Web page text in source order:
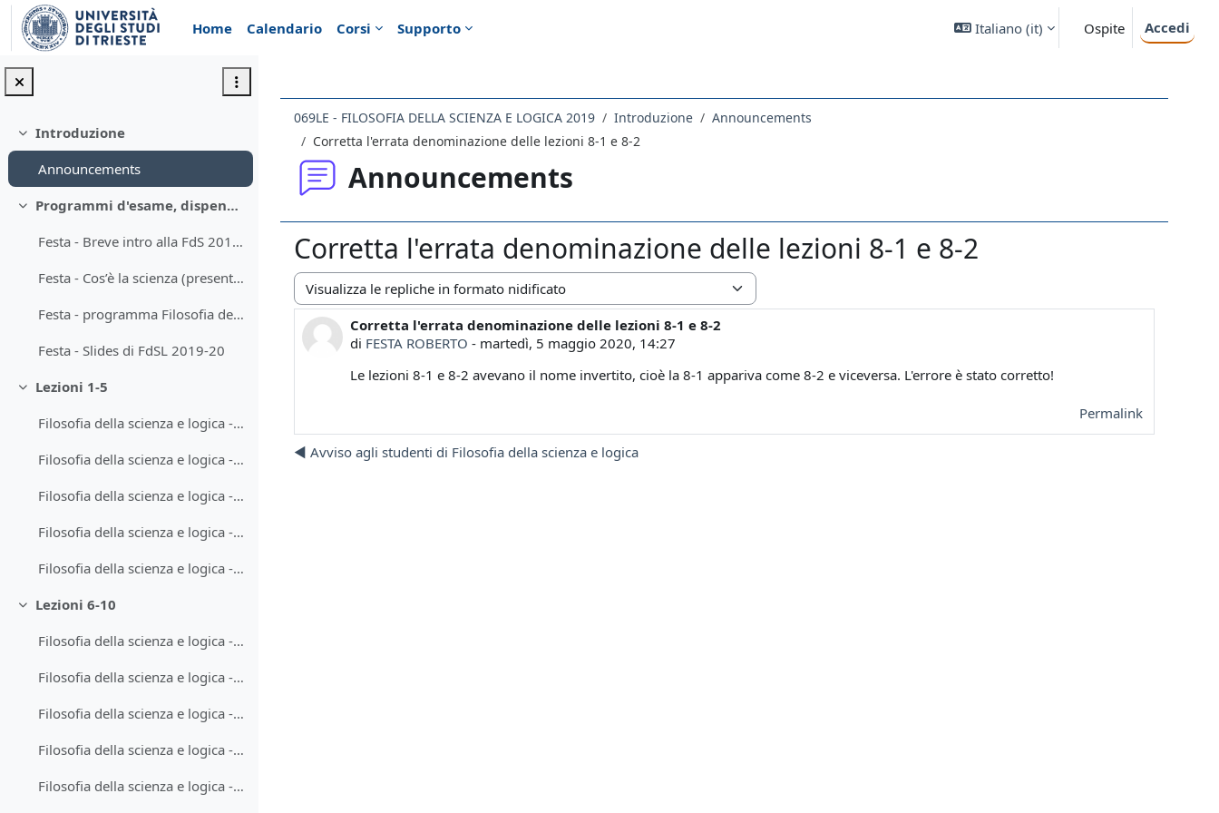
Vai al contenuto principale
Home
Calendario Corsi Supporto Italiano ‎(it)‎ Ospite Accedi
Minimizza
Introduzione
Announcements
Minimizza
Programmi d'esame, dispensa e materiali didattici
Festa - Breve intro alla FdS 2019-20
Festa - Cos’è la scienza (presentazione)
Festa - programma Filosofia della scienza e logica 2019-20
Festa - Slides di FdSL 2019-20
Minimizza
Lezioni 1-5
Filosofia della scienza e logica - Lezione 1
Filosofia della scienza e logica - Lezione 2
Filosofia della scienza e logica - Lezione 4
Filosofia della scienza e logica - Lezione 5
Filosofia della scienza e logica - Lezione 3
Minimizza
Lezioni 6-10
Filosofia della scienza e logica - Lezione 6
Filosofia della scienza e logica - Lezione 7
Filosofia della scienza e logica - Lezione 8-2
Filosofia della scienza e logica - Lezione 8-1
Filosofia della scienza e logica - Lezione 9-1
069LE - FILOSOFIA DELLA SCIENZA E LOGICA 2019 Introduzione
Announcements
Corretta l'errata denominazione delle lezioni 8-1 e 8-2
Announcements
Corretta l'errata denominazione delle lezioni 8-1 e 8-2
Modalità visualizzazione
Corretta l'errata denominazione delle lezioni 8-1 e 8-2
di FESTA ROBERTO - martedì, 5 maggio 2020, 14:27
Numero di risposte: 0
Le lezioni 8-1 e 8-2 avevano il nome invertito, cioè la 8-1 appariva come 8-2 e viceversa. L'errore è stato corretto!
Permalink
◀︎ Avviso agli studenti di Filosofia della scienza e logica